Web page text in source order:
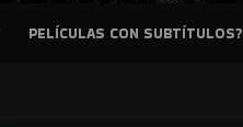
PELÍCULAS CON SUBTÍTULOS?